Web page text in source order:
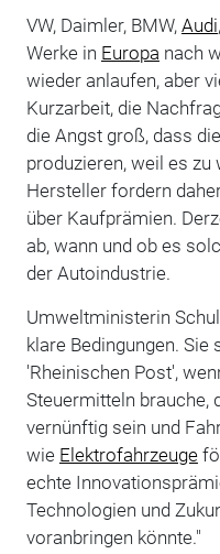
VW, Daimler, BMW, Audi
Werke in Europa nach
wieder anlaufen, aber
Kurzarbeit, die
die Angst groß, dass
produzieren, weil es zu
Hersteller fordern
über Kaufprämien.
ab, wann und ob es
der Autoindustrie.
Umweltministerin
klare Bedingungen.
'Rheinischen Post',
Steuermitteln brauche,
vernünftig sein und
wie Elektrofahrzeuge
echte
Technologien und
voranbringen könnte."